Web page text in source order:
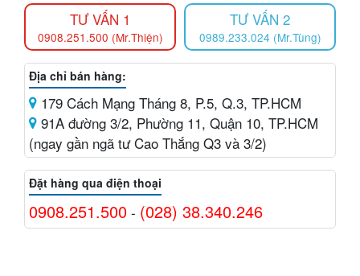
TƯ VẤN 1
0908.251.500 (Mr.Thiện)
TƯ VẤN 2
0989.233.024 (Mr.Tùng)
Địa chỉ bán hàng:
179 Cách Mạng Tháng 8, P.5, Q.3, TP.HCM
91A đường 3/2, Phường 11, Quận 10, TP.HCM
(ngay gần ngã tư Cao Thắng Q3 và 3/2)
Đặt hàng qua điện thoại
0908.251.500 - (028) 38.340.246